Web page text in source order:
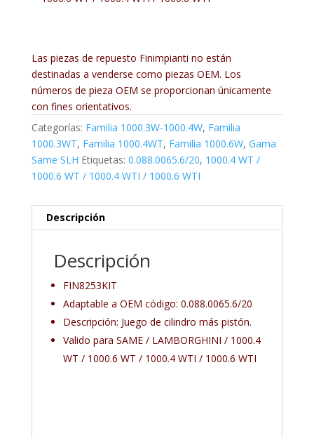
Las piezas de repuesto Finimpianti no están
destinadas a venderse como piezas OEM. Los
números de pieza OEM se proporcionan únicamente
con fines orientativos.
Categorías: Familia 1000.3W-1000.4W, Familia
1000.3WT, Familia 1000.4WT, Familia 1000.6W, Gama
Same SLH Etiquetas: 0.088.0065.6/20, 1000.4 WT /
1000.6 WT / 1000.4 WTI / 1000.6 WTI
Descripción
Descripción
FIN8253KIT
Adaptable a OEM código: 0.088.0065.6/20
Descripción: Juego de cilindro más pistón.
Valido para SAME / LAMBORGHINI / 1000.4
WT / 1000.6 WT / 1000.4 WTI / 1000.6 WTI